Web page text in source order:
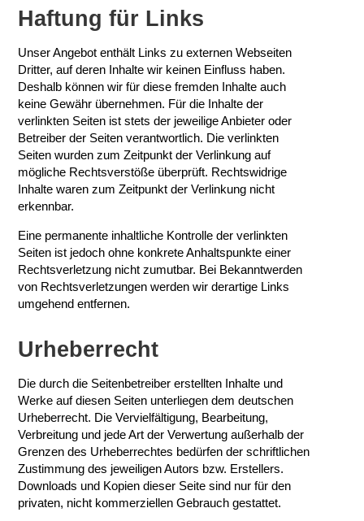
Haftung für Links
Unser Angebot enthält Links zu externen Webseiten
Dritter, auf deren Inhalte wir keinen Einfluss haben.
Deshalb können wir für diese fremden Inhalte auch
keine Gewähr übernehmen. Für die Inhalte der
verlinkten Seiten ist stets der jeweilige Anbieter oder
Betreiber der Seiten verantwortlich. Die verlinkten
Seiten wurden zum Zeitpunkt der Verlinkung auf
mögliche Rechtsverstöße überprüft. Rechtswidrige
Inhalte waren zum Zeitpunkt der Verlinkung nicht
erkennbar.
Eine permanente inhaltliche Kontrolle der verlinkten
Seiten ist jedoch ohne konkrete Anhaltspunkte einer
Rechtsverletzung nicht zumutbar. Bei Bekanntwerden
von Rechtsverletzungen werden wir derartige Links
umgehend entfernen.
Urheberrecht
Die durch die Seitenbetreiber erstellten Inhalte und
Werke auf diesen Seiten unterliegen dem deutschen
Urheberrecht. Die Vervielfältigung, Bearbeitung,
Verbreitung und jede Art der Verwertung außerhalb der
Grenzen des Urheberrechtes bedürfen der schriftlichen
Zustimmung des jeweiligen Autors bzw. Erstellers.
Downloads und Kopien dieser Seite sind nur für den
privaten, nicht kommerziellen Gebrauch gestattet.